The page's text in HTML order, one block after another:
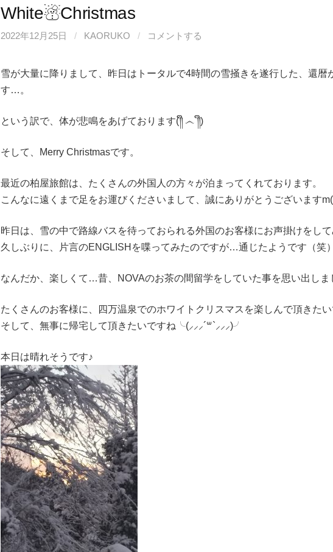
White☃Christmas
2022年12月25日 / KAORUKO / コメントする
雪が大量に降りまして、昨日はトータルで4時間の雪掻きを遂行した、還暦
す…。
という訳で、体が悲鳴をあげております(⁠༎ຶ⁠ ⁠෴⁠ ⁠༎ຶ⁠)
そして、Merry Christmasです。
最近の柏屋旅館は、たくさんの外国人の方々が泊まってくれております。
こんなに遠くまで足をお運びくださいまして、誠にありがとうございます
昨日は、雪の中で路線バスを待っておられる外国のお客様にお声掛けをし
久しぶりに、片言のENGLISHを喋ってみたのですが…通じたようです（笑
なんだか、楽しくて…昔、NOVAのお茶の間留学をしていた事を思い出しま
たくさんのお客様に、四万温泉でのホワイトクリスマスを楽しんで頂きた
そして、無事に帰宅して頂きたいですね╰⁠(⁠⸝⁠⸝⁠⸝⁠´⁠꒳⁠`⁠⸝⁠⸝⁠⸝⁠)⁠╯
本日は晴れそうです♪